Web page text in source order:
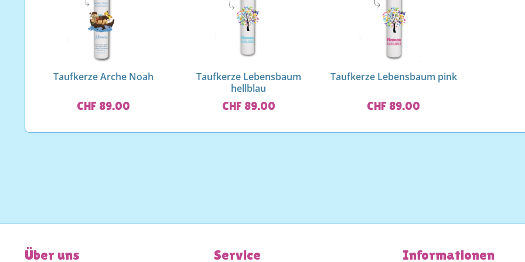
Taufkerze Arche Noah
CHF 89.00
Taufkerze Lebensbaum
hellblau
CHF 89.00
Taufkerze Lebensbaum pink
CHF 89.00
Über uns Service Informationen